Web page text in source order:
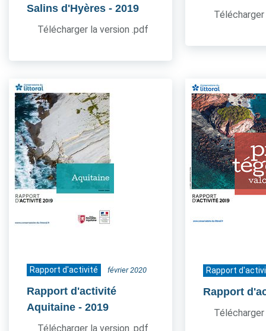
Salins d'Hyères - 2019
Télécharger la version .pdf
Rapport d'activité février 2020
Rapport d'activité
Aquitaine - 2019
Télécharger la version .pdf
Rapport
Rapport